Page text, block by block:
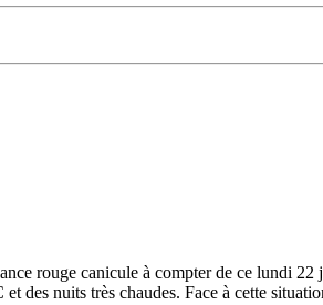
rouge canicule à compter de ce lundi
des nuits très chaudes. Face à cette